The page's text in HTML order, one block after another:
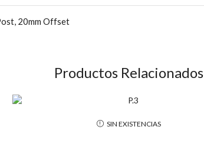
20mm Offset
Productos Relacionados
SIN EXISTENCIAS